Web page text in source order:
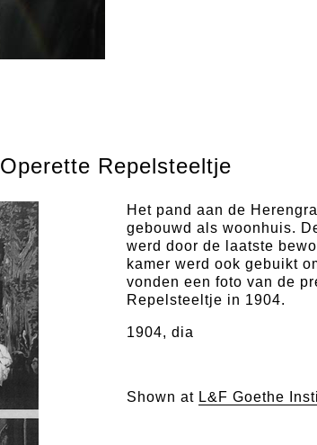
Operette Repelsteeltje
Het pand aan de
gebouwd als woonhuis.
werd door de laatste
kamer werd ook gebuikt
vonden een foto van de
Repelsteeltje in 1904.
1904, dia
Shown at L&F Goethe